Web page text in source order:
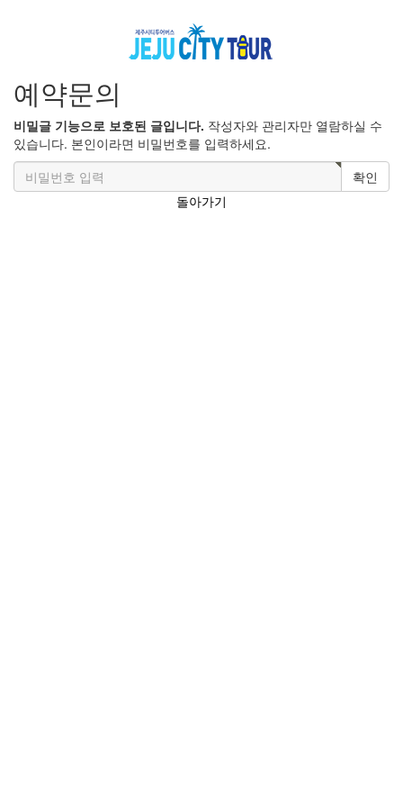
예약문의
비밀글 기능으로 보호된 글입니다. 작성자와 관리자만 열람하실 수
있습니다. 본인이라면 비밀번호를 입력하세요.
확인
돌아가기